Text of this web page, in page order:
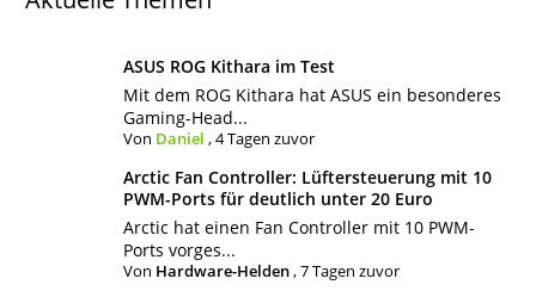
ASUS ROG Kithara im Test
Mit dem ROG Kithara hat ASUS ein besonderes
Gaming-Head...
Von Daniel ,4 Tagen zuvor
Arctic Fan Controller: Lüftersteuerung mit 10
PWM-Ports für deutlich unter 20 Euro
Arctic hat einen Fan Controller mit 10 PWM-
Ports vorges...
Von Hardware-Helden,7 Tagen zuvor